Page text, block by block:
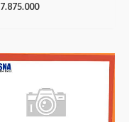
7.875.000